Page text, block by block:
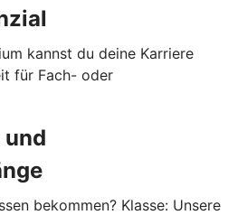
kannst du deine Karriere
für Fach- oder
bekommen? Klasse: Unsere